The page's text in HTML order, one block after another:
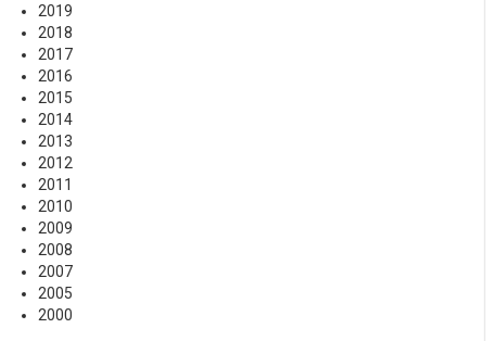
2019
2018
2017
2016
2015
2014
2013
2012
2011
2010
2009
2008
2007
2005
2000